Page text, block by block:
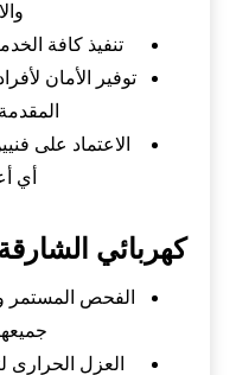
تنفيذ كافة
توفير الأمان
الاعتماد على
أي
كهربائي
الفحص المستمر و
العزل الحرارى